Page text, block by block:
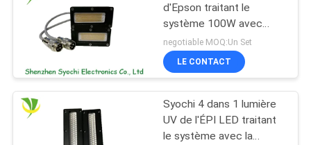
NOUVELLES
DEMANDEZ
UNE
CITATION
Réfrigérateur de
Bath de glace
d'Epson traitant le
système 100W avec
l'atténuation optique de
5%
negotiable MOQ:Un Set
LE CONTACT
Syochi 4 dans 1 lumière
UV de l'ÉPI LED traitant
le système avec la